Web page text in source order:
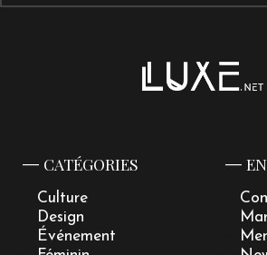
CATÉGORIES
Culture
Design
Événement